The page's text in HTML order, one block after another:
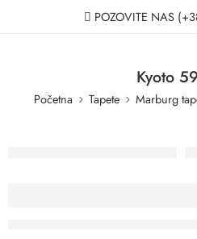
POZOVITE NAS
Kyoto
Početna Tapete Marburg